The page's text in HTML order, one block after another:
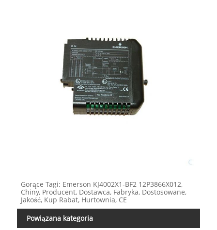
Gorące Tagi: Emerson KJ4002X1-BF2 12P3866X012,
Chiny, Producent, Dostawca, Fabryka, Dostosowane,
Jakość, Kup Rabat, Hurtownia, CE
Powiązana kategoria